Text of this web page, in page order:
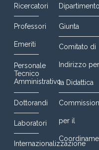
Ricercatori
Professori
Emeriti
Personale
Tecnico
Amministrativo
Dottorandi
Laboratori
Internazionalizzazione
Dipartimento
Giunta
Comitato di
Indirizzo per
la Didattica
per il